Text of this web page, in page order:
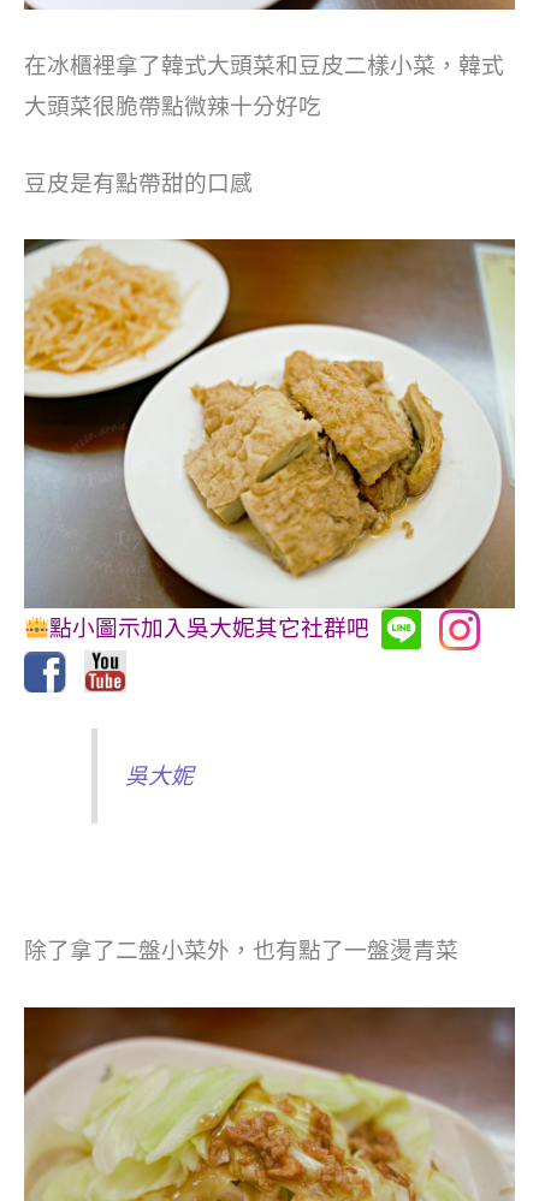
在冰櫃裡拿了韓式大頭菜和豆皮二樣小菜，韓式
大頭菜很脆帶點微辣十分好吃
豆皮是有點帶甜的口感
點小圖示加入吳大妮其它社群吧
吳大妮
除了拿了二盤小菜外，也有點了一盤燙青菜